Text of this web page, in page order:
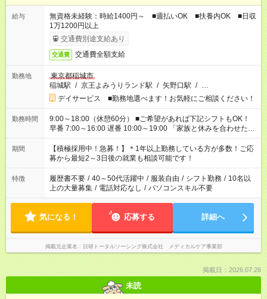
給与
無資格未経験：時給1400円～ ■週払いOK ■扶養内OK ■日収
1万1200円以上
交通費別途支給あり
交通費 交通費全額支給
勤務地
東京都稲城市
稲城駅 / 京王よみうりランド駅 / 矢野口駅 / …
デイサービス ■勤務地選べます！お気軽にご相談ください！
勤務時間
9:00～18:00（休憩60分） ■ご希望があれば下記シフトもOK！
早番 7:00～16:00 遅番 10:00～19:00 「家族と休みを合わせた
い」 「余裕を持って夕飯の準備がしたい」 「できれば残業はし
たくない」 など、ご希望を教えてくださいね。 ※Wワーク希望
の方へ 今ご覧のお仕事で希望する勤務時間と、もう1つのお仕事
の勤務時間。 合計で週40時間を超える場合は応募できません。
期間
【積極採用中！急募！】＊1年以上勤務している方が多数！ご応
募から最短2～3日後の就業も相談可能です！
特徴 履歴書不要 / 40～50代活躍中 / 服装自由 / シフト勤務 / 10名以
上の大量募集 / 電話対応なし / パソコンスキル不要
気になる！ 応募する 詳細へ
掲載元企業名 日研トータルソーシング株式会社 メディカルケア事業部
掲載日：2026.07.26
未読